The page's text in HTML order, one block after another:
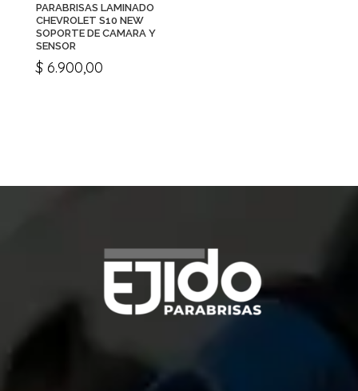
PARABRISAS LAMINADO
CHEVROLET S10 NEW
SOPORTE DE CAMARA Y
SENSOR
$6.900,00